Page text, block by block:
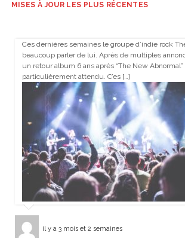
MISES À JOUR LES PLUS RÉCENTES
Ces dernières semaines le groupe d’indie rock
beaucoup parler de lui. Après de multiples
un retour album 6 ans après “The New
particulièrement attendu. C’es […]
il y a 3 mois et 2 semaines